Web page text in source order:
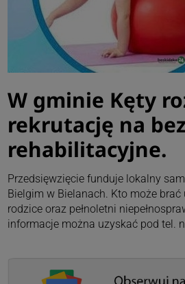
W gminie Kęty
rekrutację na
rehabilitacyjne.
Przedsięwzięcie funduje lokalny
Bielgim w Bielanach. Kto może brać
rodzice oraz pełnoletni
informacje można uzyskać pod tel.